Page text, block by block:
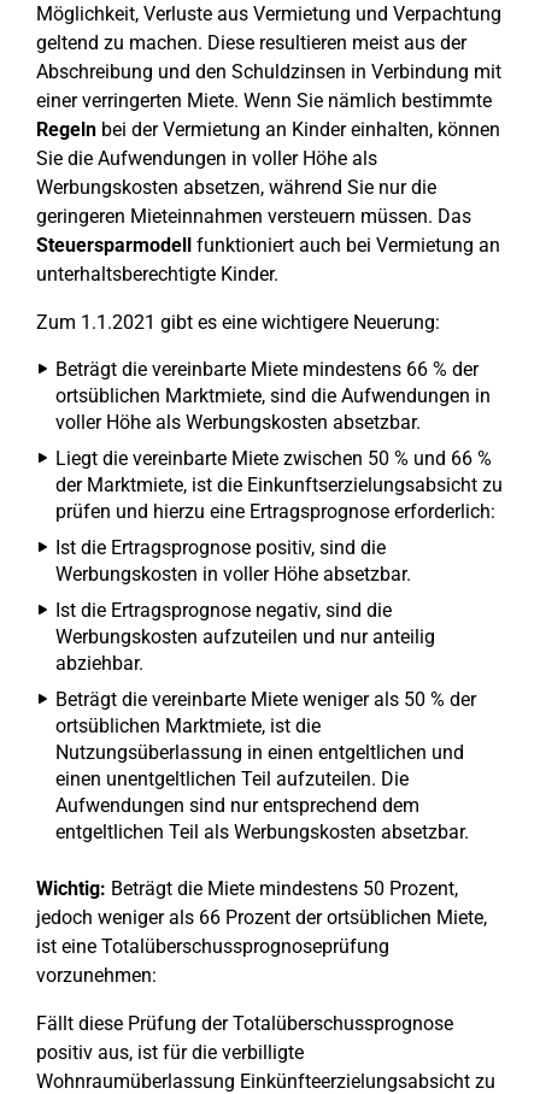
Möglichkeit, Verluste aus Vermietung und Verpachtung
geltend zu machen. Diese resultieren meist aus der
Abschreibung und den Schuldzinsen in Verbindung mit
einer verringerten Miete. Wenn Sie nämlich bestimmte
Regeln bei der Vermietung an Kinder einhalten, können
Sie die Aufwendungen in voller Höhe als
Werbungskosten absetzen, während Sie nur die
geringeren Mieteinnahmen versteuern müssen. Das
Steuersparmodell funktioniert auch bei Vermietung an
unterhaltsberechtigte Kinder.
Zum 1.1.2021 gibt es eine wichtigere Neuerung:
Beträgt die vereinbarte Miete mindestens 66 % der
ortsüblichen Marktmiete, sind die Aufwendungen in
voller Höhe als Werbungskosten absetzbar.
Liegt die vereinbarte Miete zwischen 50 % und 66 %
der Marktmiete, ist die Einkunftserzielungsabsicht zu
prüfen und hierzu eine Ertragsprognose erforderlich:
Ist die Ertragsprognose positiv, sind die
Werbungskosten in voller Höhe absetzbar.
Ist die Ertragsprognose negativ, sind die
Werbungskosten aufzuteilen und nur anteilig
abziehbar.
Beträgt die vereinbarte Miete weniger als 50 % der
ortsüblichen Marktmiete, ist die
Nutzungsüberlassung in einen entgeltlichen und
einen unentgeltlichen Teil aufzuteilen. Die
Aufwendungen sind nur entsprechend dem
entgeltlichen Teil als Werbungskosten absetzbar.
Wichtig: Beträgt die Miete mindestens 50 Prozent,
jedoch weniger als 66 Prozent der ortsüblichen Miete,
ist eine Totalüberschussprognoseprüfung
vorzunehmen:
Fällt diese Prüfung der Totalüberschussprognose
positiv aus, ist für die verbilligte
Wohnraumüberlassung Einkünfteerzielungsabsicht zu